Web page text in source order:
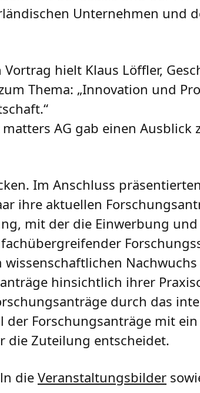
Unternehmen und
Vortrag hielt Klaus Löffler,
Thema: „Innovation und
AG gab einen Ausblick
Im Anschluss
ihre aktuellen
mit der die Einwerbung
hinsichtlich ihrer
durch das
der Forschungsanträge mit
die Zuteilung entscheidet.
die Veranstaltungsbilder